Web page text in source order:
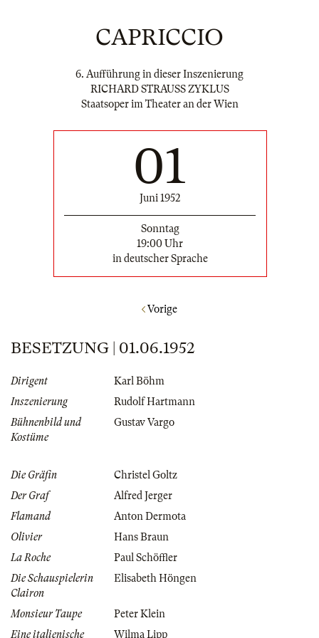
CAPRICCIO
6. Aufführung in dieser Inszenierung
RICHARD STRAUSS ZYKLUS
Staatsoper im Theater an der Wien
01
Juni 1952
Sonntag
19:00 Uhr
in deutscher Sprache
Vorige
BESETZUNG | 01.06.1952
Dirigent
Karl Böhm
Inszenierung
Rudolf Hartmann
Bühnenbild und
Kostüme
Gustav Vargo
Die Gräfin
Christel Goltz
Der Graf
Alfred Jerger
Flamand
Anton Dermota
Olivier
Hans Braun
La Roche
Paul Schöffler
Die Schauspielerin
Clairon
Elisabeth Höngen
Monsieur Taupe
Peter Klein
Eine italienische
Wilma Lipp